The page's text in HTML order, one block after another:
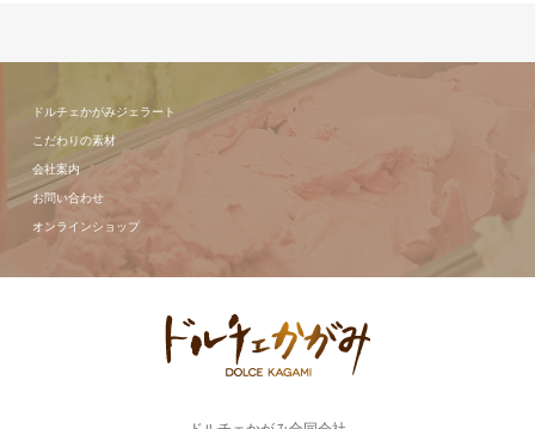
ドルチェかがみジェラート
こだわりの素材
会社案内
お問い合わせ
オンラインショップ